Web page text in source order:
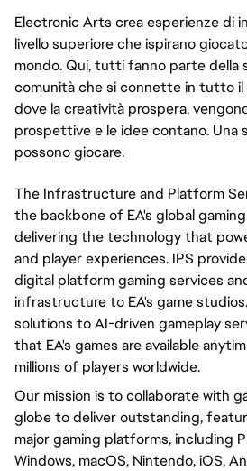
Electronic Arts crea esperienze di
livello superiore che ispirano
mondo. Qui, tutti fanno parte della
comunità che si connette in tutto il
dove la creatività prospera,
prospettive e le idee contano. Una
possono giocare.
The Infrastructure and Platform
the backbone of EA's global
delivering the technology that
and player experiences. IPS
digital platform gaming services
infrastructure to EA's game
solutions to AI-driven gameplay
that EA's games are available
millions of players worldwide.
Our mission is to collaborate with
globe to deliver outstanding,
major gaming platforms, including
Windows, macOS, Nintendo, iOS,